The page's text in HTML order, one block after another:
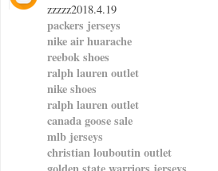
zzzzz2018.4.19
packers jerseys
nike air huarache
reebok shoes
ralph lauren outlet
nike shoes
ralph lauren outlet
canada goose sale
mlb jerseys
christian louboutin outlet